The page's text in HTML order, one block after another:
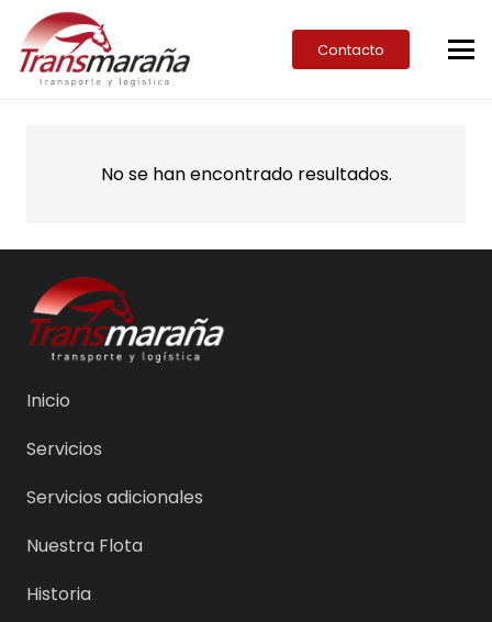
Contacto
No se han encontrado resultados.
Inicio
Servicios
Servicios adicionales
Nuestra Flota
Historia